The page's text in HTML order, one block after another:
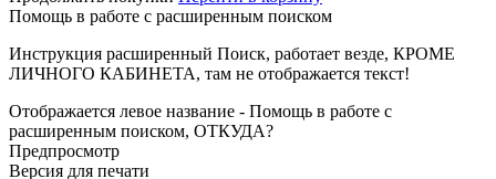
Помощь в работе с расширенным поиском
Инструкция расширенный Поиск, работает везде, КРОМЕ
ЛИЧНОГО КАБИНЕТА, там не отображается текст!
Отображается левое название - Помощь в работе с
расширенным поиском, ОТКУДА?
Предпросмотр
Версия для печати